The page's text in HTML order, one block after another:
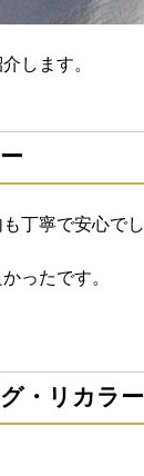
します。
丁寧で安心でし
ったです。
・リカラー